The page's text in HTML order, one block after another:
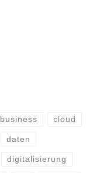
business cloud
daten
digitalisierung